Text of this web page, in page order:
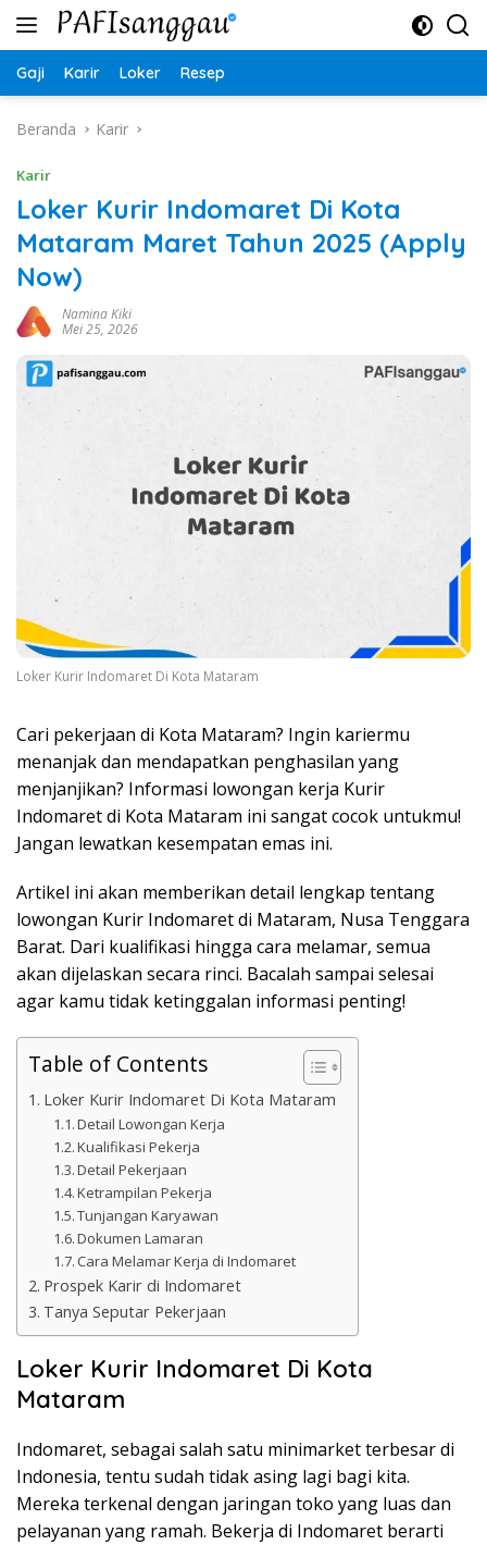
Langsung
Gaji Karir Loker Resep
Beranda Karir
Karir
Loker Kurir Indomaret Di Kota
Mataram Maret Tahun 2025 (Apply
Now)
Namina Kiki
Mei 25, 2026
Loker Kurir Indomaret Di Kota Mataram
Cari pekerjaan di Kota Mataram? Ingin kariermu
menanjak dan mendapatkan penghasilan yang
menjanjikan? Informasi lowongan kerja Kurir
Indomaret di Kota Mataram ini sangat cocok untukmu!
Jangan lewatkan kesempatan emas ini.
Artikel ini akan memberikan detail lengkap tentang
lowongan Kurir Indomaret di Mataram, Nusa Tenggara
Barat. Dari kualifikasi hingga cara melamar, semua
akan dijelaskan secara rinci. Bacalah sampai selesai
agar kamu tidak ketinggalan informasi penting!
Table of Contents
Loker Kurir Indomaret Di Kota Mataram
Detail Lowongan Kerja
Kualifikasi Pekerja
Detail Pekerjaan
Ketrampilan Pekerja
Tunjangan Karyawan
Dokumen Lamaran
Cara Melamar Kerja di Indomaret
Prospek Karir di Indomaret
Tanya Seputar Pekerjaan
Loker Kurir Indomaret Di Kota
Mataram
Indomaret, sebagai salah satu minimarket terbesar di
Indonesia, tentu sudah tidak asing lagi bagi kita.
Mereka terkenal dengan jaringan toko yang luas dan
pelayanan yang ramah. Bekerja di Indomaret berarti